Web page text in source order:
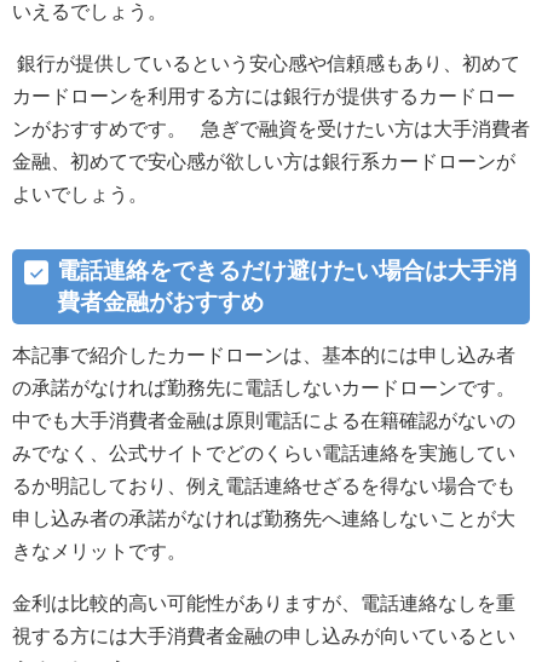
いえるでしょう。
銀行が提供しているという安心感や信頼感もあり、初めて
カードローンを利用する方には銀行が提供するカードロー
ンがおすすめです。 急ぎで融資を受けたい方は大手消費者
金融、初めてで安心感が欲しい方は銀行系カードローンが
よいでしょう。
電話連絡をできるだけ避けたい場合は大手消
費者金融がおすすめ
本記事で紹介したカードローンは、基本的には申し込み者
の承諾がなければ勤務先に電話しないカードローンです。
中でも大手消費者金融は原則電話による在籍確認がないの
みでなく、公式サイトでどのくらい電話連絡を実施してい
るか明記しており、例え電話連絡せざるを得ない場合でも
申し込み者の承諾がなければ勤務先へ連絡しないことが大
きなメリットです。
金利は比較的高い可能性がありますが、電話連絡なしを重
視する方には大手消費者金融の申し込みが向いているとい